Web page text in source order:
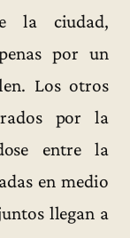
la ciudad,
por un
Los otros
por la
entre la
en medio
llegan a